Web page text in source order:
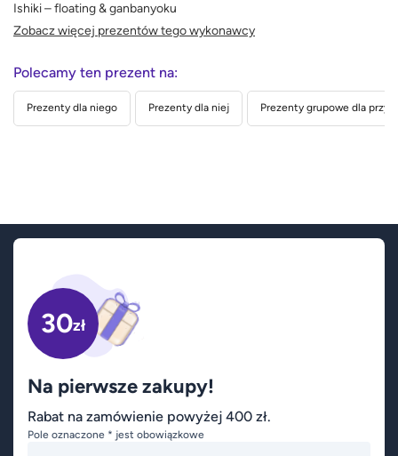
Ishiki – floating & ganbanyoku
Zobacz więcej prezentów tego wykonawcy
Polecamy ten prezent na:
Prezenty dla niego Prezenty dla niej Prezenty grupowe dla
30zł
Na pierwsze zakupy!
Rabat na zamówienie powyżej 400 zł.
Pole oznaczone * jest obowiązkowe